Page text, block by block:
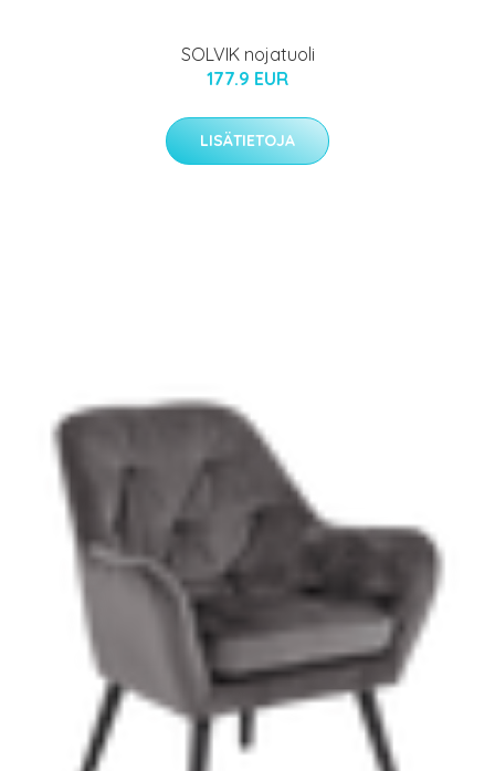
SOLVIK nojatuoli
177.9 EUR
LISÄTIETOJA